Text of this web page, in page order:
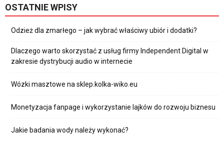
OSTATNIE WPISY
Odzież dla zmarłego – jak wybrać właściwy ubiór i dodatki?
Dlaczego warto skorzystać z usług firmy Independent Digital w
zakresie dystrybucji audio w internecie
Wózki masztowe na sklep.kolka-wiko.eu
Monetyzacja fanpage i wykorzystanie lajków do rozwoju biznesu
Jakie badania wody należy wykonać?